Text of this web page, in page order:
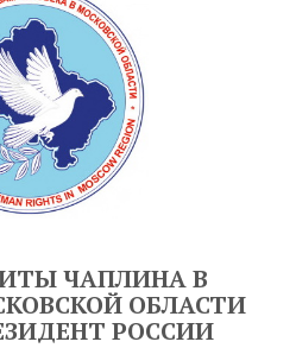
ЧАПЛИНА В
ОБЛАСТИ
РОССИИ